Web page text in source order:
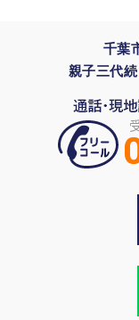
千葉
親子三代